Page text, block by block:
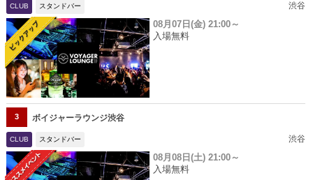
CLUB スタンドバー 渋谷
08月07日(金) 21:00～
入場無料
3 ボイジャーラウンジ渋谷
CLUB スタンドバー 渋谷
08月08日(土) 21:00～
入場無料